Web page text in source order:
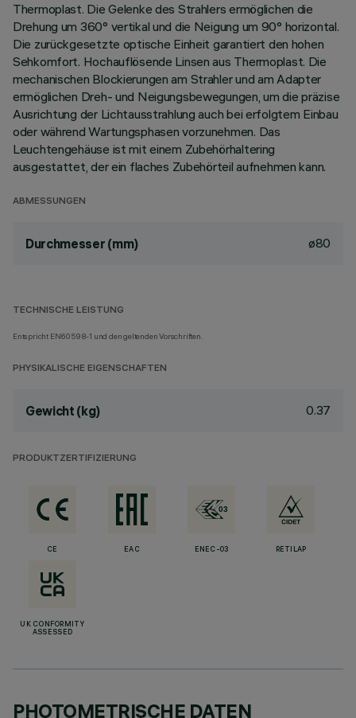
Thermoplast. Die Gelenke des Strahlers ermöglichen die
Drehung um 360° vertikal und die Neigung um 90° horizontal.
Die zurückgesetzte optische Einheit garantiert den hohen
Sehkomfort. Hochauflösende Linsen aus Thermoplast. Die
mechanischen Blockierungen am Strahler und am Adapter
ermöglichen Dreh- und Neigungsbewegungen, um die präzise
Ausrichtung der Lichtausstrahlung auch bei erfolgtem Einbau
oder während Wartungsphasen vorzunehmen. Das
Leuchtengehäuse ist mit einem Zubehörhaltering
ausgestattet, der ein flaches Zubehörteil aufnehmen kann.
ABMESSUNGEN
Durchmesser (mm) ø80
TECHNISCHE LEISTUNG
Entspricht EN60598-1 und den geltenden Vorschriften.
PHYSIKALISCHE EIGENSCHAFTEN
Gewicht (kg) 0.37
PRODUKTZERTIFIZIERUNG
CE EAC ENEC-03 RETILAP
UK CONFORMITY
ASSESSED
PHOTOMETRISCHE DATEN